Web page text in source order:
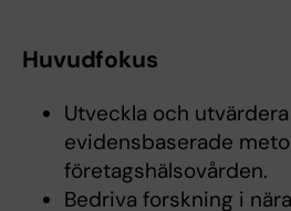
Huvudfokus
Utveckla och
evidensbaserade
företagshälsovården.
Bedriva forskning i